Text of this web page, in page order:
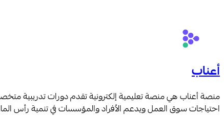
أعناب
منصة أعناب هي منصة تعليمية إلكترونية تقدم دورات تدريبية
احتياجات سوق العمل ويدعم الأفراد والمؤسسات في تنمية رأس